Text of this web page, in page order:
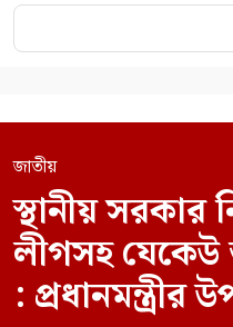
জাতীয়
স্থানীয় সরকার
লীগসহ যেকেউ
: প্রধানমন্ত্রীর